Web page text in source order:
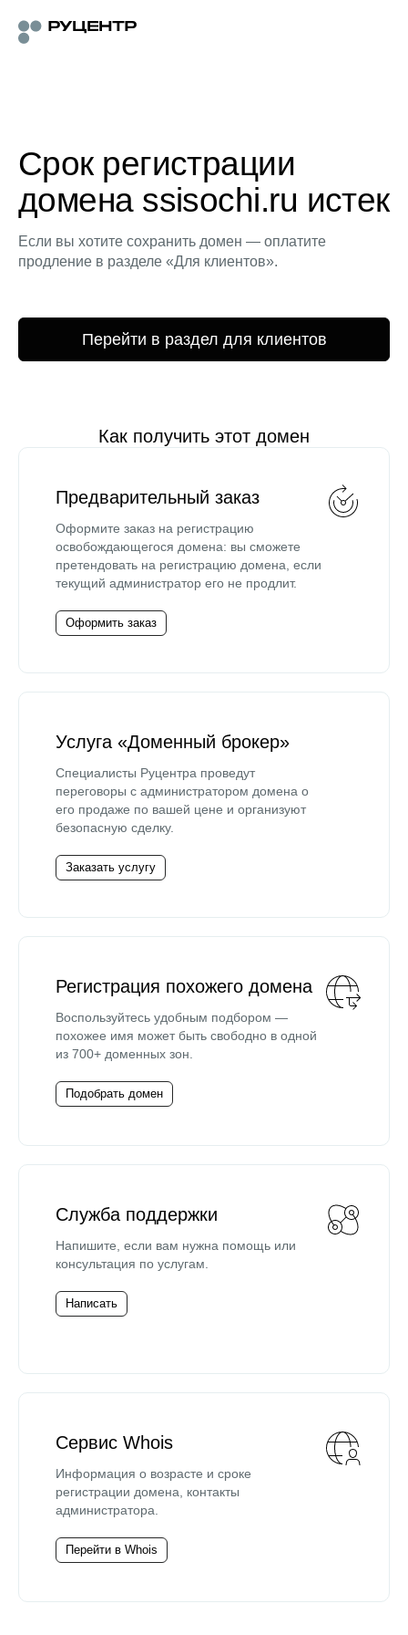
Срок регистрации
домена ssisochi.ru истек
Если вы хотите сохранить домен — оплатите
продление в разделе «Для клиентов».
Перейти в раздел для клиентов
Как получить этот домен
Предварительный заказ
Оформите заказ на регистрацию
освобождающегося домена: вы сможете
претендовать на регистрацию домена, если
текущий администратор его не продлит.
Оформить заказ
Услуга «Доменный брокер»
Специалисты Руцентра проведут
переговоры с администратором домена о
его продаже по вашей цене и организуют
безопасную сделку.
Заказать услугу
Регистрация похожего домена
Воспользуйтесь удобным подбором —
похожее имя может быть свободно в одной
из 700+ доменных зон.
Подобрать домен
Служба поддержки
Напишите, если вам нужна помощь или
консультация по услугам.
Написать
Сервис Whois
Информация о возрасте и сроке
регистрации домена, контакты
администратора.
Перейти в Whois